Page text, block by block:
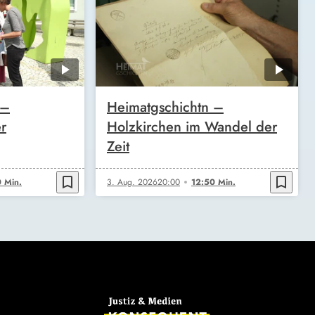
Min. bookmark_border
Heimatgschichtn –
Holzkirchen im Wandel der
Zeit
3. Aug. 202620:00 12:50 Min. bookmark_border